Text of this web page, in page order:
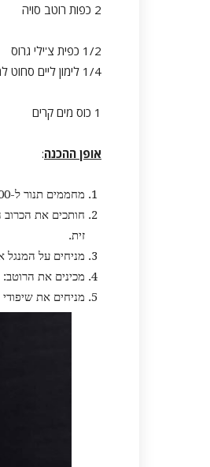
2 כפות רוטב סויה
1/2 כפית צ'ילי גרוס
1/4 לימון ליים סחוט למיץ
1 כוס מים קרים
אופן ההכנה:
מחממים תנור ל-200 מעלות (או מנגל).
חותכים את הכרוב
זית.
מניחים על המנגל או מכניסים
מכינים את
מניחים את